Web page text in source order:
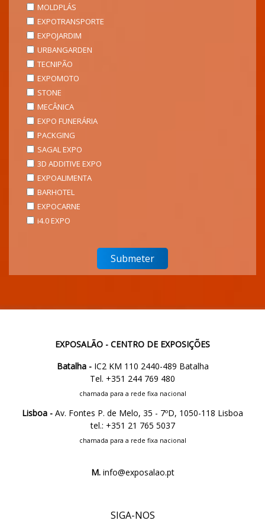
MOLDPLÁS
EXPOTRANSPORTE
EXPOJARDIM
URBANGARDEN
TECNIPÃO
EXPOMOTO
STONE
MECÂNICA
EXPO FUNERÁRIA
PACKGING
SAGAL EXPO
3D ADDITIVE EXPO
EXPOALIMENTA
BARHOTEL
EXPOCARNE
i4.0 EXPO
EXPOSALÃO - CENTRO DE EXPOSIÇÕES
Batalha -IC2 KM 110 2440-489 Batalha
Tel. +351 244 769 480
chamada para a rede fixa nacional
Lisboa - Av. Fontes P. de Melo, 35 - 7ºD, 1050-118 Lisboa
tel.: +351 21 765 5037
chamada para a rede fixa nacional
M.info@exposalao.pt
SIGA-NOS